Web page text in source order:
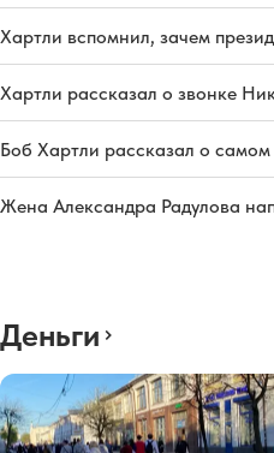
Хартли вспомнил, зачем
Хартли рассказал о звонке
Боб Хартли рассказал о
Жена Александра Радулова
Деньги